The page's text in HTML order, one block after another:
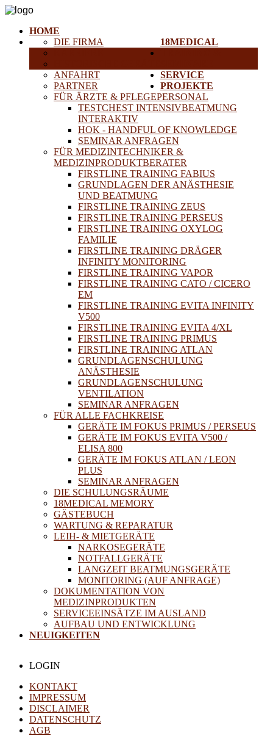
HOME
18MEDICAL
DIE FIRMA
ANFAHRT
PARTNER
FÜR ÄRZTE & PFLEGEPERSONAL
TESTCHEST INTENSIVBEATMUNG
INTERAKTIV
HOK - HANDFUL OF KNOWLEDGE
SEMINAR ANFRAGEN
FÜR MEDIZINTECHNIKER &
MEDIZINPRODUKTBERATER
FIRSTLINE TRAINING FABIUS
GRUNDLAGEN DER ANÄSTHESIE
UND BEATMUNG
FIRSTLINE TRAINING ZEUS
FIRSTLINE TRAINING PERSEUS
FIRSTLINE TRAINING OXYLOG
FAMILIE
FIRSTLINE TRAINING DRÄGER
INFINITY MONITORING
FIRSTLINE TRAINING VAPOR
FIRSTLINE TRAINING CATO / CICERO
EM
FIRSTLINE TRAINING EVITA INFINITY
V500
FIRSTLINE TRAINING EVITA 4/XL
FIRSTLINE TRAINING PRIMUS
FIRSTLINE TRAINING ATLAN
GRUNDLAGENSCHULUNG
ANÄSTHESIE
GRUNDLAGENSCHULUNG
VENTILATION
SEMINAR ANFRAGEN
FÜR ALLE FACHKREISE
GERÄTE IM FOKUS PRIMUS / PERSEUS
GERÄTE IM FOKUS EVITA V500 /
ELISA 800
GERÄTE IM FOKUS ATLAN / LEON
PLUS
SEMINAR ANFRAGEN
DIE SCHULUNGSRÄUME
18MEDICAL MEMORY
GÄSTEBUCH
SERVICE
WARTUNG & REPARATUR
LEIH- & MIETGERÄTE
NARKOSEGERÄTE
NOTFALLGERÄTE
LANGZEIT BEATMUNGSGERÄTE
MONITORING (AUF ANFRAGE)
DOKUMENTATION VON
MEDIZINPRODUKTEN
PROJEKTE
SERVICEEINSÄTZE IM AUSLAND
AUFBAU UND ENTWICKLUNG
NEUIGKEITEN
LOGIN
KONTAKT
IMPRESSUM
DISCLAIMER
DATENSCHUTZ
AGB